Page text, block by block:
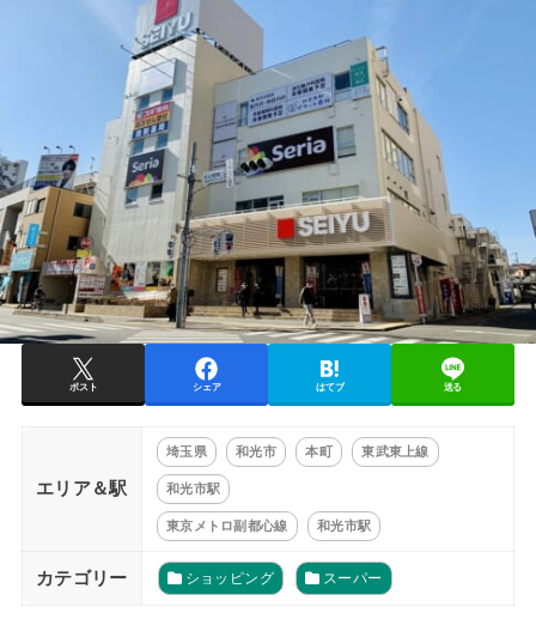
ポスト シェア はてブ 送る
エリア＆駅
埼玉県 和光市 本町 東武東上線
和光市駅
東京メトロ副都心線 和光市駅
カテゴリー ショッピング スーパー